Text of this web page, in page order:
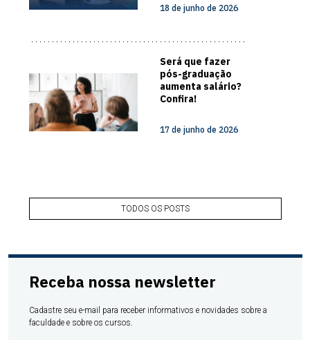
Papo com
18 de junho de 2026
Será que fazer
pós-graduação
aumenta salário?
Confira!
17 de junho de 2026
TODOS OS POSTS
Receba nossa newsletter
Cadastre seu e-mail para receber informativos e novidades sobre a
faculdade e sobre os cursos.